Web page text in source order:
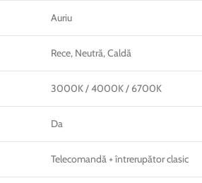
Auriu
Rece, Neutră, Caldă
3000K / 4000K / 6700K
Da
Telecomandă + întrerupător clasic